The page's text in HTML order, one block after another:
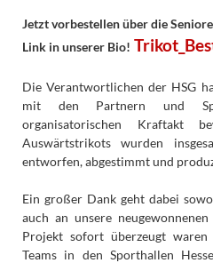
Jetzt vorbestellen über die
Link in unserer Bio!
Die Verantwortlichen der HSG
mit den Partnern und
organisatorischen Kraftakt
Auswärtstrikots wurden
entworfen, abgestimmt und
Ein großer Dank geht dabei
auch an unsere
Projekt sofort überzeugt
Teams in den Sporthallen